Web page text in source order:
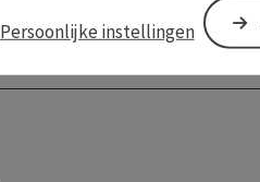
Persoonlijke instellingen